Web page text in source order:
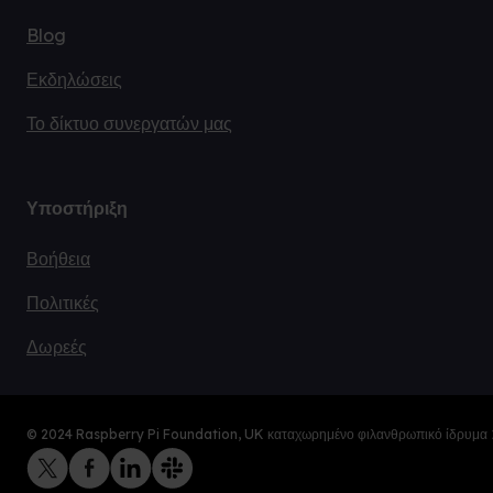
Blog
Εκδηλώσεις
Το δίκτυο συνεργατών μας
Υποστήριξη
Βοήθεια
Πολιτικές
Δωρεές
© 2024 Raspberry Pi Foundation, UK καταχωρημένο φιλανθρωπικό ίδρυμα